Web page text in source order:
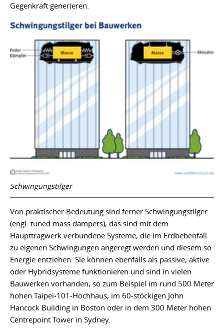
Gegenkraft generieren.
Schwingungstilger
Von praktischer Bedeutung sind ferner Schwingungstilger
(engl. tuned mass dampers), das sind mit dem
Haupttragwerk verbundene Systeme, die im Erdbebenfall
zu eigenen Schwingungen angeregt werden und diesem so
Energie entziehen. Sie können ebenfalls als passive, aktive
oder Hybridsysteme funktionieren und sind in vielen
Bauwerken vorhanden, so zum Beispiel im rund 500 Meter
hohen Taipei-101-Hochhaus, im 60-stöckigen John
Hancock Building in Boston oder in dem 300 Meter hohen
Centrepoint Tower in Sydney.